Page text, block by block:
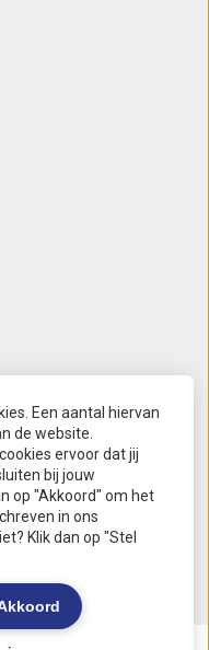
Een aantal hiervan
de website.
ervoor dat jij
bij jouw
op "Akkoord" om het
in ons
Klik dan op "Stel